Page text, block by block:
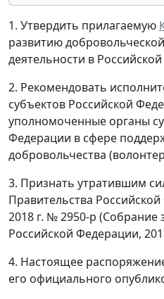
1. Утвердить прилагаемую
развитию
деятельности в
2. Рекомендовать
субъектов Российской
уполномоченные органы
Федерации в сфере
добровольчества
3. Признать утратившим
Правительства
2018 г. № 2950-р (Собрание
Российской Федерации,
4. Настоящее
его официального